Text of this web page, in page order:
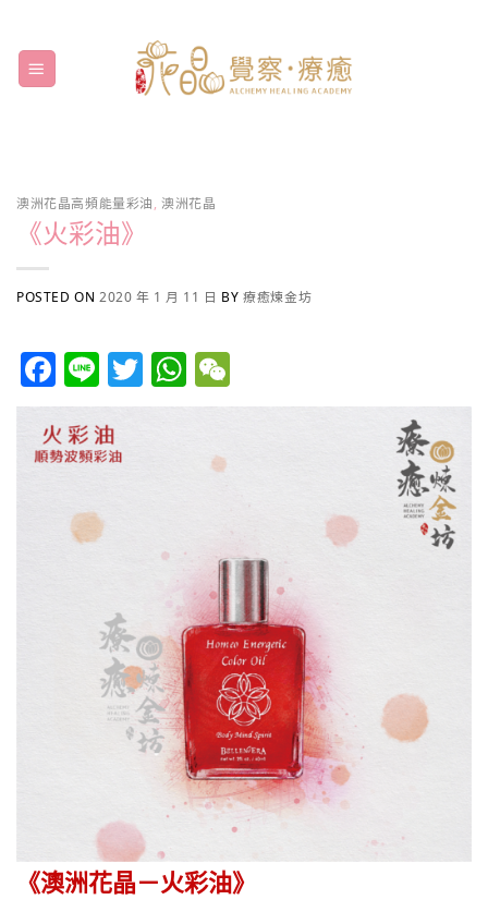
content
澳洲花晶高頻能量彩油,澳洲花晶
《火彩油》
POSTED ON 2020 年 1 月 11 日 BY療癒煉金坊
Facebook
LineTwitterWhatsApp
《澳洲花晶－火彩油》